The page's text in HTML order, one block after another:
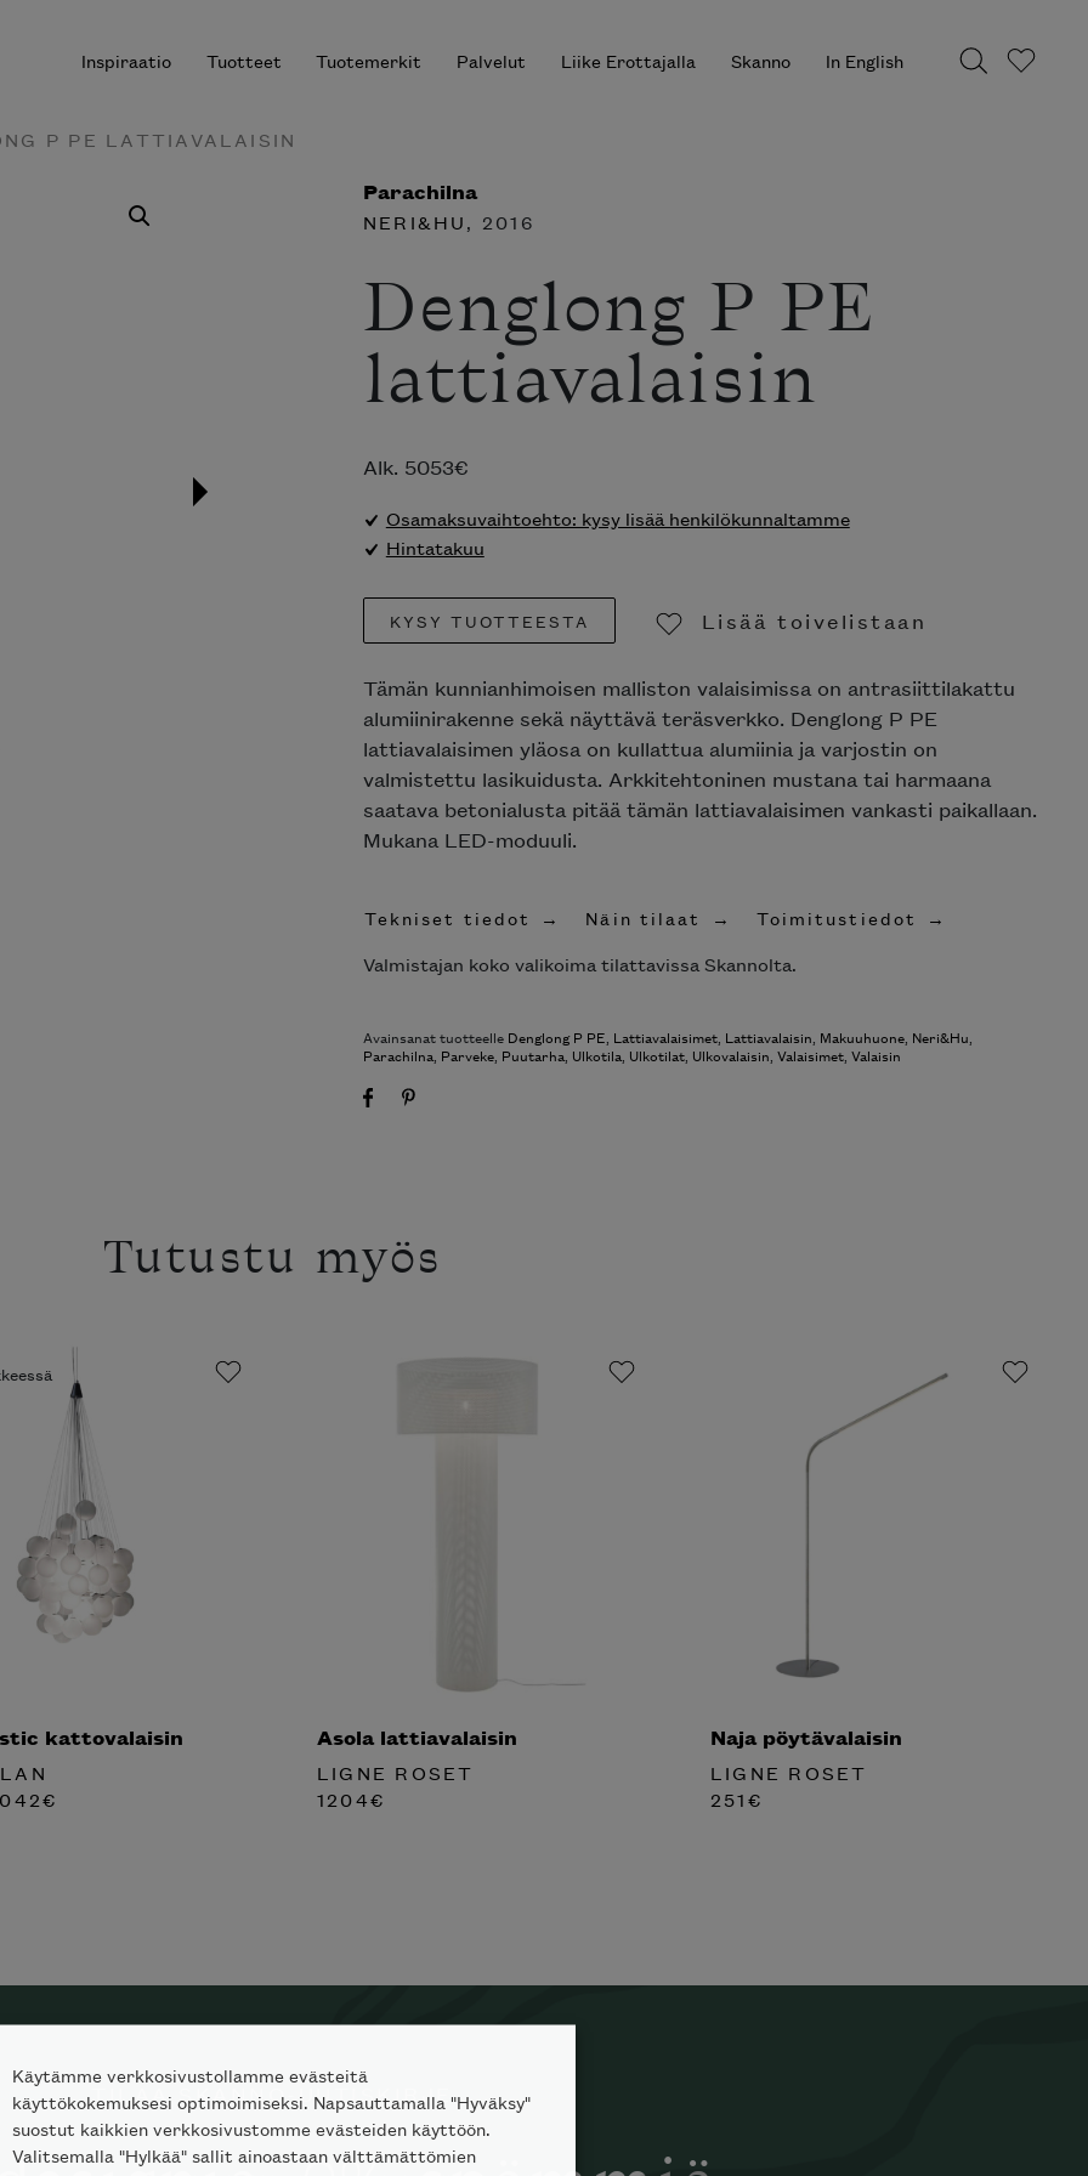
Inspiraatio Tuotteet Tuotemerkit Palvelut Liike Erottajalla Skanno In English
P PE LATTIAVALAISIN
Parachilna
NERI&HU, 2016
Denglong P PE
lattiavalaisin
Alk. 5053€
Osamaksuvaihtoehto: kysy lisää henkilökunnaltamme
Hintatakuu
KYSY TUOTTEESTA
Lisää toivelistaan
Tämän kunnianhimoisen malliston valaisimissa on antrasiittilakattu
alumiinirakenne sekä näyttävä teräsverkko. Denglong P PE
lattiavalaisimen yläosa on kullattua alumiinia ja varjostin on
valmistettu lasikuidusta. Arkkitehtoninen mustana tai harmaana
saatava betonialusta pitää tämän lattiavalaisimen vankasti paikallaan.
Mukana LED-moduuli.
Tekniset tiedot Näin tilaat
Toimitustiedot
Valmistajan koko valikoima tilattavissa Skannolta.
Avainsanat tuotteelle Denglong P PE, Lattiavalaisimet, Lattiavalaisin, Makuuhuone, Neri&Hu,
Parachilna, Parveke, Puutarha, Ulkotila, Ulkotilat, Ulkovalaisin, Valaisimet, Valaisin
Tutustu myös
kattovalaisin
€
Asola lattiavalaisin
LIGNE ROSET
1204€
Naja pöytävalaisin
LIGNE ROSET
251€
TILAA SKANNO-UUTISKIRJE
Käytämme verkkosivustollamme evästeitä
käyttökokemuksesi optimoimiseksi. Napsauttamalla "Hyväksy"
suostut kaikkien verkkosivustomme evästeiden käyttöön.
Valitsemalla "Hylkää" sallit ainoastaan välttämättömien